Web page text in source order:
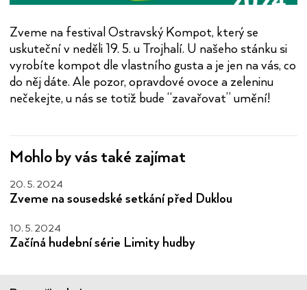
Zveme na festival Ostravský Kompot, který se
uskuteční v neděli 19. 5. u Trojhalí. U našeho stánku si
vyrobíte kompot dle vlastního gusta a je jen na vás, co
do něj dáte. Ale pozor, opravdové ovoce a zeleninu
nečekejte, u nás se totiž bude “zavařovat” umění!
Mohlo by vás také zajímat
20. 5. 2024
Zveme na sousedské setkání před Duklou
10. 5. 2024
Začíná hudební série Limity hudby